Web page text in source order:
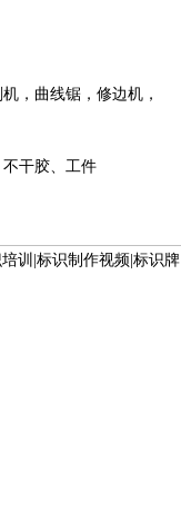
，曲线锯，修边机，
干胶、工件